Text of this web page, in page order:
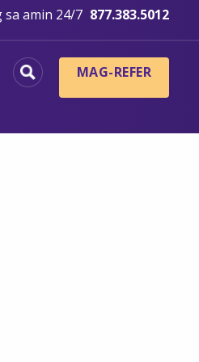
sa amin 24/7 877.383.5012
MAG-REFER